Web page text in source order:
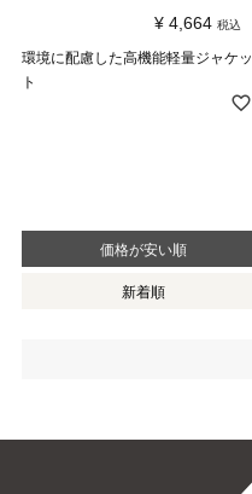
¥ 4,664 税込
環境に配慮した高機能軽量ジャケッ
ト
価格が安い順
新着順